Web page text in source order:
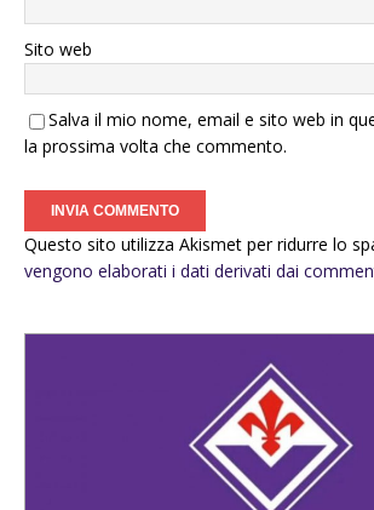
Sito web
Salva il mio nome, email e sito web in
la prossima volta che commento.
Questo sito utilizza Akismet per ridurre lo
vengono elaborati i dati derivati dai